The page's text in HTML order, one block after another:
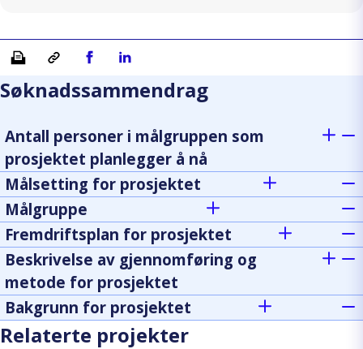
Skriv ut Kopiera länkDel på Facebook
Del på Linkedin
Søknadssammendrag
Antall personer i målgruppen som
prosjektet planlegger å nå
Målsetting for prosjektet
Målgruppe
Fremdriftsplan for prosjektet
Beskrivelse av gjennomføring og
metode for prosjektet
Bakgrunn for prosjektet
Relaterte projekter